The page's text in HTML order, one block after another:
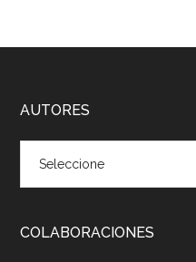
Footer
AUTORES
COLABORACIONES